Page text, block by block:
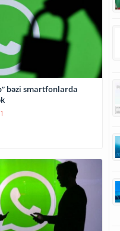
bəzi smartfonlarda